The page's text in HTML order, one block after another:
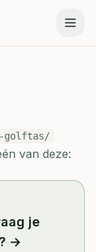
golftas/
van deze:
je
→